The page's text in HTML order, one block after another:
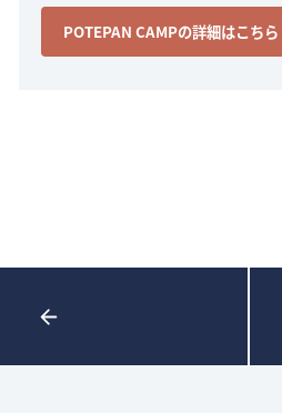
POTEPAN CAMPの詳細はこちら